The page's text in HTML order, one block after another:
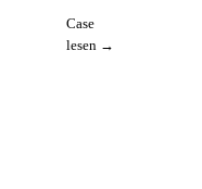
Case
lesen →